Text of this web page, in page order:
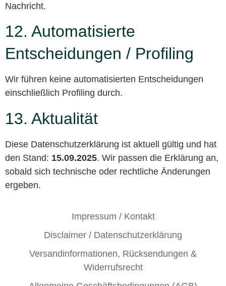
Nachricht.
12. Automatisierte
Entscheidungen / Profiling
Wir führen keine automatisierten Entscheidungen
einschließlich Profiling durch.
13. Aktualität
Diese Datenschutzerklärung ist aktuell gültig und hat
den Stand: 15.09.2025. Wir passen die Erklärung an,
sobald sich technische oder rechtliche Änderungen
ergeben.
Impressum / Kontakt
Disclaimer / Datenschutzerklärung
Versandinformationen, Rücksendungen &
Widerrufsrecht